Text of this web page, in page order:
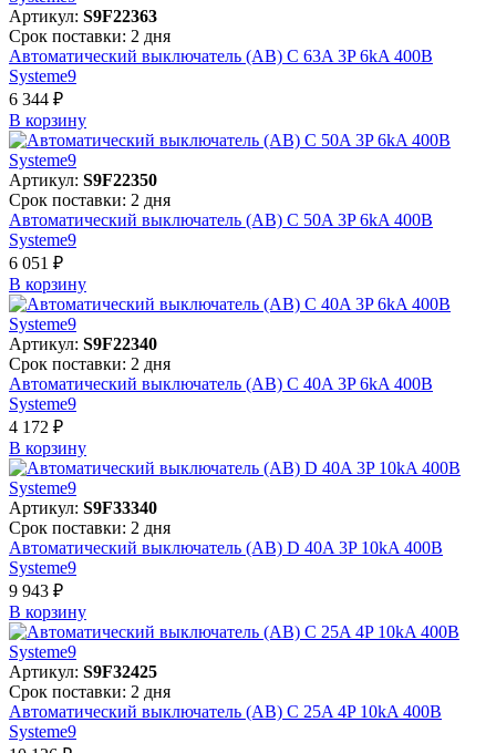
Артикул: S9F22363
Срок поставки: 2 дня
Автоматический выключатель (АВ) C 63A 3P 6kA 400В
Systeme9
6 344 ₽
В корзинy
Артикул: S9F22350
Срок поставки: 2 дня
Автоматический выключатель (АВ) C 50A 3P 6kA 400В
Systeme9
6 051 ₽
В корзинy
Артикул: S9F22340
Срок поставки: 2 дня
Автоматический выключатель (АВ) C 40A 3P 6kA 400В
Systeme9
4 172 ₽
В корзинy
Артикул: S9F33340
Срок поставки: 2 дня
Автоматический выключатель (АВ) D 40A 3P 10kA 400В
Systeme9
9 943 ₽
В корзинy
Артикул: S9F32425
Срок поставки: 2 дня
Автоматический выключатель (АВ) C 25A 4P 10kA 400В
Systeme9